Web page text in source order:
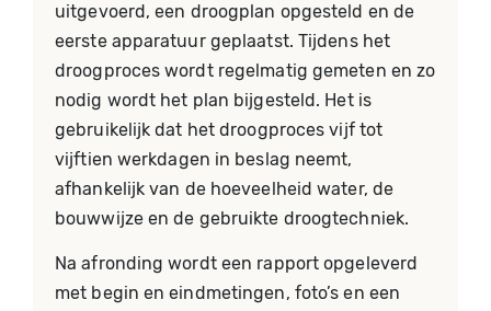
uitgevoerd, een droogplan opgesteld en de
eerste apparatuur geplaatst. Tijdens het
droogproces wordt regelmatig gemeten en zo
nodig wordt het plan bijgesteld. Het is
gebruikelijk dat het droogproces vijf tot
vijftien werkdagen in beslag neemt,
afhankelijk van de hoeveelheid water, de
bouwwijze en de gebruikte droogtechniek.
Na afronding wordt een rapport opgeleverd
met begin en eindmetingen, foto’s en een